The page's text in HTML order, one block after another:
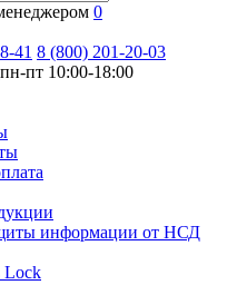
0
41 8 (800) 201-20-03
пн-пт 10:00-18:00
информации от НСД
Lock